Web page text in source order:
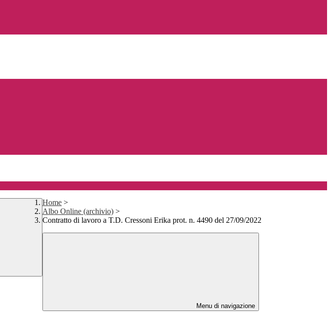
Home >
Albo Online (archivio) >
Contratto di lavoro a T.D. Cressoni Erika prot. n. 4490 del 27/09/2022
Menu di navigazione